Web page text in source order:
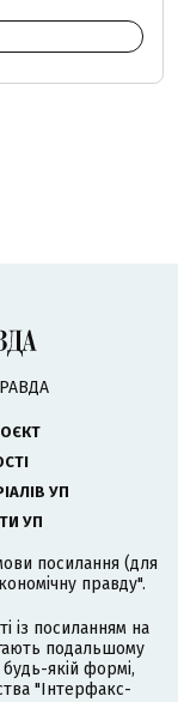
УП
УП
посилання (для
правду".
із посиланням на
подальшому
якій формі,
"Інтерфакс-